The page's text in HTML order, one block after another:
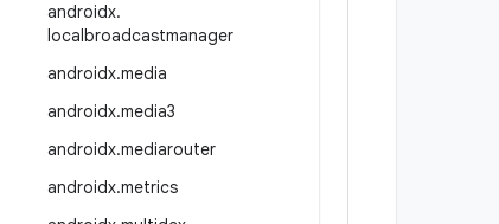
androidx.
localbroadcastmanager
androidx.media
androidx.media3
androidx.mediarouter
androidx.metrics